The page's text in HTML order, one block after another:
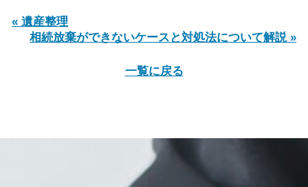
« 遺産整理
相続放棄ができないケースと対処法について解説 »
一覧に戻る